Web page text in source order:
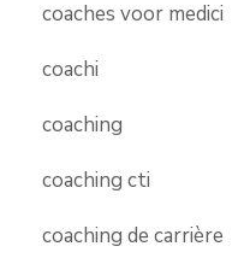
coaches voor medici
coachi
coaching
coaching cti
coaching de carrière